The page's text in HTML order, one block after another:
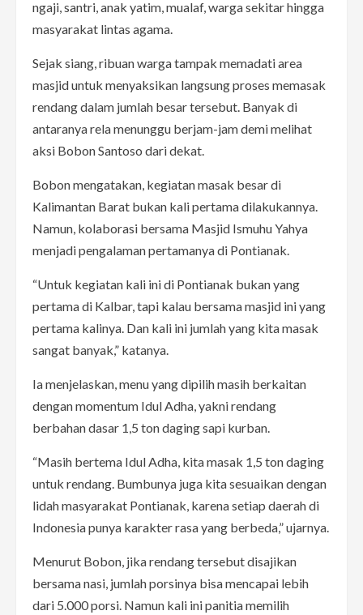
ngaji, santri, anak yatim, mualaf, warga sekitar hingga
masyarakat lintas agama.
Sejak siang, ribuan warga tampak memadati area
masjid untuk menyaksikan langsung proses memasak
rendang dalam jumlah besar tersebut. Banyak di
antaranya rela menunggu berjam-jam demi melihat
aksi Bobon Santoso dari dekat.
Bobon mengatakan, kegiatan masak besar di
Kalimantan Barat bukan kali pertama dilakukannya.
Namun, kolaborasi bersama Masjid Ismuhu Yahya
menjadi pengalaman pertamanya di Pontianak.
“Untuk kegiatan kali ini di Pontianak bukan yang
pertama di Kalbar, tapi kalau bersama masjid ini yang
pertama kalinya. Dan kali ini jumlah yang kita masak
sangat banyak,” katanya.
Ia menjelaskan, menu yang dipilih masih berkaitan
dengan momentum Idul Adha, yakni rendang
berbahan dasar 1,5 ton daging sapi kurban.
“Masih bertema Idul Adha, kita masak 1,5 ton daging
untuk rendang. Bumbunya juga kita sesuaikan dengan
lidah masyarakat Pontianak, karena setiap daerah di
Indonesia punya karakter rasa yang berbeda,” ujarnya.
Menurut Bobon, jika rendang tersebut disajikan
bersama nasi, jumlah porsinya bisa mencapai lebih
dari 5.000 porsi. Namun kali ini panitia memilih